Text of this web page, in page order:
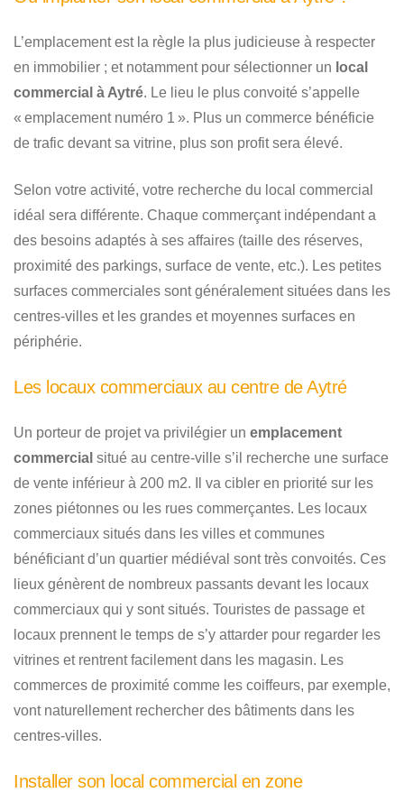
L’emplacement est la règle la plus judicieuse à respecter
en immobilier ; et notamment pour sélectionner un local
commercial à Aytré. Le lieu le plus convoité s’appelle
« emplacement numéro 1 ». Plus un commerce bénéficie
de trafic devant sa vitrine, plus son profit sera élevé.
Selon votre activité, votre recherche du local commercial
idéal sera différente. Chaque commerçant indépendant a
des besoins adaptés à ses affaires (taille des réserves,
proximité des parkings, surface de vente, etc.). Les petites
surfaces commerciales sont généralement situées dans les
centres-villes et les grandes et moyennes surfaces en
périphérie.
Les locaux commerciaux au centre de Aytré
Un porteur de projet va privilégier un emplacement
commercial situé au centre-ville s’il recherche une surface
de vente inférieur à 200 m2. Il va cibler en priorité sur les
zones piétonnes ou les rues commerçantes. Les locaux
commerciaux situés dans les villes et communes
bénéficiant d’un quartier médiéval sont très convoités. Ces
lieux génèrent de nombreux passants devant les locaux
commerciaux qui y sont situés. Touristes de passage et
locaux prennent le temps de s’y attarder pour regarder les
vitrines et rentrent facilement dans les magasin. Les
commerces de proximité comme les coiffeurs, par exemple,
vont naturellement rechercher des bâtiments dans les
centres-villes.
Installer son local commercial en zone